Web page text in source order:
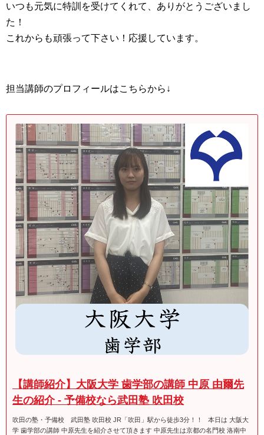
いつも元気に特訓を受けてくれて、ありがとうございまし
た！
これからも頑張って下さい！応援しています。
担当講師のプロフィールはこちらから↓
【講師紹介】大阪大学 歯学部の講師 中原 由爾先
生の紹介 - 予備校なら武田塾 吹田校
吹田の塾・予備校 武田塾 吹田校 JR「吹田」駅から徒歩3分！！ 本日は 大阪大
学 歯学部の講師 中原先生を紹介させて頂きます 中原先生は京都の名門校 洛南中